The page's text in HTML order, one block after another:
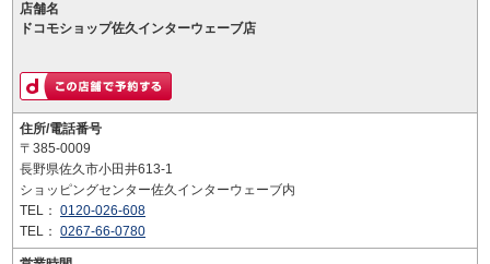
店舗名
ドコモショップ佐久インターウェーブ店
住所/電話番号
〒385-0009
長野県佐久市小田井613-1
ショッピングセンター佐久インターウェーブ内
TEL： 0120-026-608
TEL： 0267-66-0780